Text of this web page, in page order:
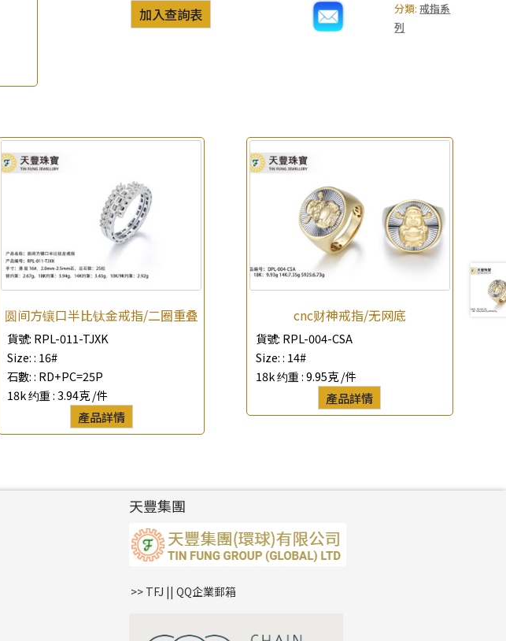
分類:戒指系
列
加入查詢表
圆间方镶口半比钛金戒指/二圈重叠
貨號: RPL-011-TJXK
Size: : 16#
石數: : RD+PC=25P
18k 约重 :3.94克 /件
產品詳情
cnc财神戒指/无网底
貨號: RPL-004-CSA
Size: : 14#
18k 约重 :9.95克 /件
產品詳情
*你的名字
天豐集團
>> TFJ || QQ企業郵箱